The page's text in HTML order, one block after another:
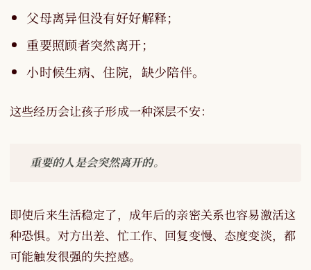
父母离异但没有好好解释；
重要照顾者突然离开；
小时候生病、住院，缺少陪伴。
这些经历会让孩子形成一种深层不安：
重要的人是会突然离开的。
即使后来生活稳定了，成年后的亲密关系也容易激活这
种恐惧。对方出差、忙工作、回复变慢、态度变淡，都
可能触发很强的失控感。